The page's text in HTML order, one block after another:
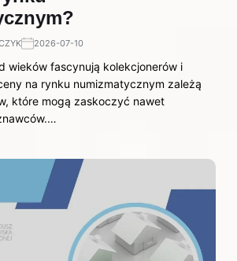
2026-07-10
wieków fascynują kolekcjonerów i
na rynku numizmatycznym zależą
które mogą zaskoczyć nawet